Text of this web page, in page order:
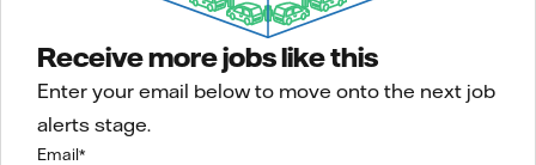
Receive more jobs like this
Enter your email below to move onto the next job
alerts stage.
Email*